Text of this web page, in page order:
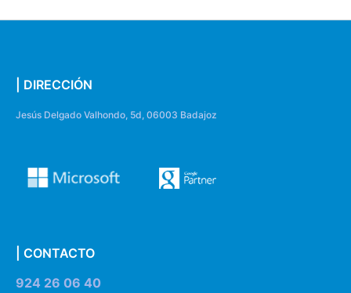
| DIRECCIÓN
Jesús Delgado Valhondo, 5d, 06003 Badajoz
| CONTACTO
924 26 06 40